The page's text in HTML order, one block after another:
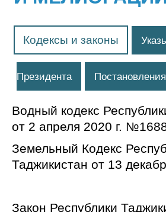
Кодексы и законы
Президента
Водный кодекс
от 2 апреля 2020 г.
Земельный Кодекс
Таджикистан от 13
Закон Республики